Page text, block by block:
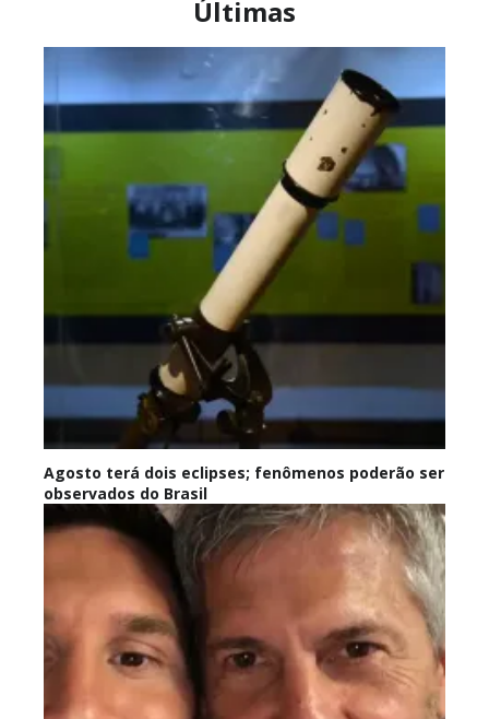
Últimas
Agosto terá dois eclipses; fenômenos poderão ser
observados do Brasil